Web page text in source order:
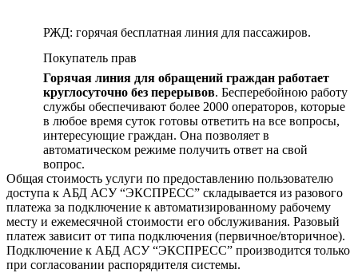
РЖД: горячая бесплатная линия для пассажиров.
Покупатель прав
Горячая линия для обращений граждан работает
круглосуточно без перерывов. Бесперебойною работу
службы обеспечивают более 2000 операторов, которые
в любое время суток готовы ответить на все вопросы,
интересующие граждан. Она позволяет в
автоматическом режиме получить ответ на свой
вопрос.
Общая стоимость услуги по предоставлению пользователю
доступа к АБД АСУ “ЭКСПРЕСС” складывается из разового
платежа за подключение к автоматизированному рабочему
месту и ежемесячной стоимости его обслуживания. Разовый
платеж зависит от типа подключения (первичное/вторичное).
Подключение к АБД АСУ “ЭКСПРЕСС” производится только
при согласовании распорядителя системы.